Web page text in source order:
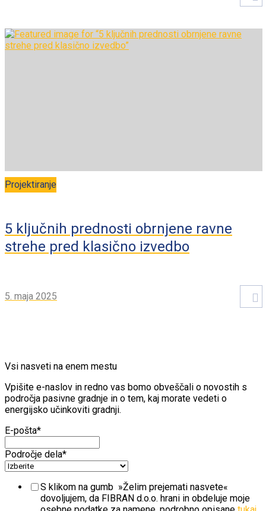
Projektiranje
5 ključnih prednosti obrnjene ravne
strehe pred klasično izvedbo
5. maja 2025
Vsi nasveti na enem mestu
Vpišite e-naslov in redno vas bomo obveščali o novostih s
področja pasivne gradnje in o tem, kaj morate vedeti o
energijsko učinkoviti gradnji.
E-pošta*
Področje dela*
S klikom na gumb »Želim prejemati nasvete«
dovoljujem, da FIBRAN d.o.o. hrani in obdeluje moje